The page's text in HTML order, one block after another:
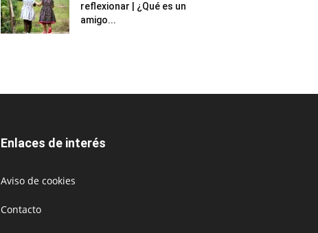
reflexionar | ¿Qué es un
amigo...
Enlaces de interés
Aviso de cookies
Contacto